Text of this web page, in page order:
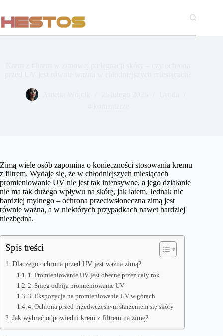
treści
Zimą wiele osób zapomina o konieczności stosowania kremu
z filtrem. Wydaje się, że w chłodniejszych miesiącach
promieniowanie UV nie jest tak intensywne, a jego działanie
nie ma tak dużego wpływu na skórę, jak latem. Jednak nic
bardziej mylnego – ochrona przeciwsłoneczna zimą jest
równie ważna, a w niektórych przypadkach nawet bardziej
niezbędna.
Spis treści
Dlaczego ochrona przed UV jest ważna zimą?
1. Promieniowanie UV jest obecne przez cały rok
2. Śnieg odbija promieniowanie UV
3. Ekspozycja na promieniowanie UV w górach
4. Ochrona przed przedwczesnym starzeniem się skóry
Jak wybrać odpowiedni krem z filtrem na zimę?